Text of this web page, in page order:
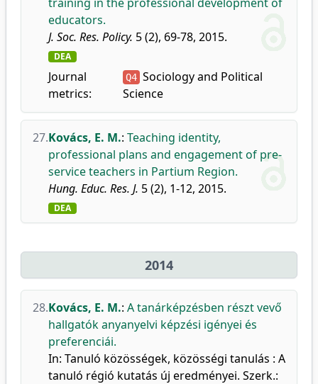
educators.
J. Soc. Res. Policy. 5 (2), 69-78, 2015.
DEA
Journal
metrics:
Q4 Sociology and Political
Science
27.Kovács, E. M.: Teaching identity,
professional plans and engagement of pre-
service teachers in Partium Region.
Hung. Educ. Res. J. 5 (2), 1-12, 2015.
DEA
2014
28.Kovács, E. M.: A tanárképzésben részt vevő
hallgatók anyanyelvi képzési igényei és
preferenciái.
In: Tanuló közösségek, közösségi tanulás : A
tanuló régió kutatás új eredményei. Szerk.: